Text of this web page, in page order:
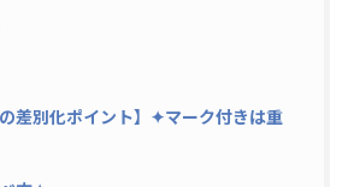
の差別化ポイント】✦マーク付きは重